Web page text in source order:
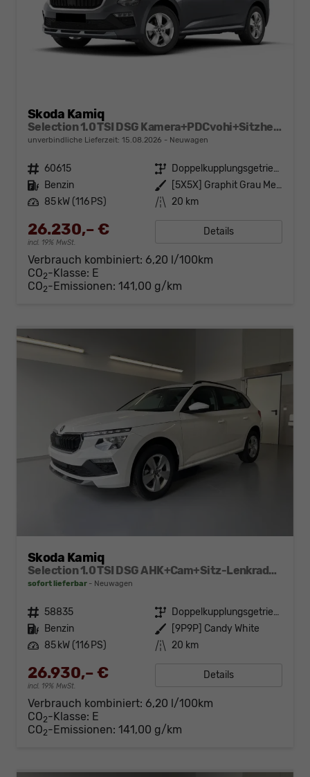
Skoda Kamiq
Selection 1.0 TSI DSG Kamera+PDCvohi+Sitzheizung+AppConnect+Sunset+Alu16
unverbindliche Lieferzeit: 15.08.2026 Neuwagen
Fahrzeugnr. 60615 Getriebe
Doppelkupplungsgetriebe (DSG)
Kraftstoff Benzin Außenfarbe
[5X5X] Graphit Grau Metallic
Leistung 85 kW (116 PS) Kilometerstand 20 km
26.230,– €
incl. 19% MwSt.
Details
Verbrauch kombiniert: 6,20 l/100km
CO2-Klasse: E
CO2-Emissionen: 141,00 g/km
Skoda Kamiq
Selection 1.0 TSI DSG AHK+Cam+Sitz-Lenkradheiz+Sunset+Kessy+AppConnect+Alu16
sofort lieferbar Neuwagen
Fahrzeugnr. 58835 Getriebe
Doppelkupplungsgetriebe (DSG)
Kraftstoff Benzin Außenfarbe
[9P9P] Candy White
Leistung 85 kW (116 PS) Kilometerstand 20 km
26.930,– €
incl. 19% MwSt.
Details
Verbrauch kombiniert: 6,20 l/100km
CO2-Klasse: E
CO2-Emissionen: 141,00 g/km